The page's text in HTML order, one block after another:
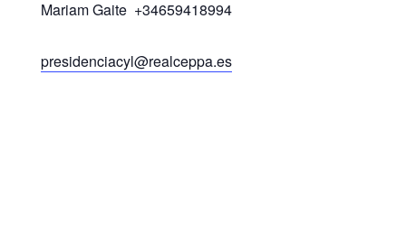
Mariam Gaite +34659418994
presidenciacyl@realceppa.es